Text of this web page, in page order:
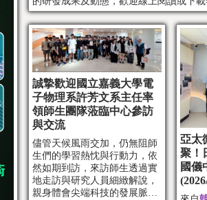
誠摯歡迎國立嘉義大學電
子物理系許芳文系主任率
領師生團隊蒞臨中心參訪
與交流
儘管天候風雨交加，仍無阻師
生們的學習熱忱與行動力，依
然如期到訪，來訪師生透過實
地走訪與研究人員細緻解說，
親身體會尖端科技的發展脈
亞太
聚！
國儀